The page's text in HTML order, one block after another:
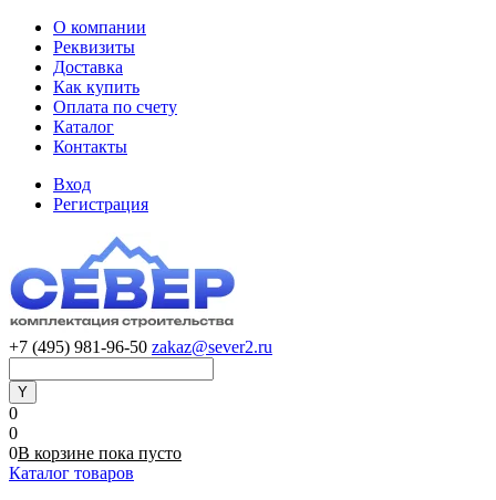
О компании
Реквизиты
Доставка
Как купить
Оплата по счету
Каталог
Контакты
Вход
Регистрация
+7 (495) 981-96-50 zakaz@sever2.ru
0
0
0В корзине пока пусто
Каталог товаров